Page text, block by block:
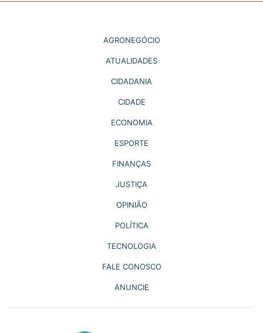
AGRONEGÓCIO
ATUALIDADES
CIDADANIA
CIDADE
ECONOMIA
ESPORTE
FINANÇAS
JUSTIÇA
OPINIÃO
POLÍTICA
TECNOLOGIA
FALE CONOSCO
ANUNCIE